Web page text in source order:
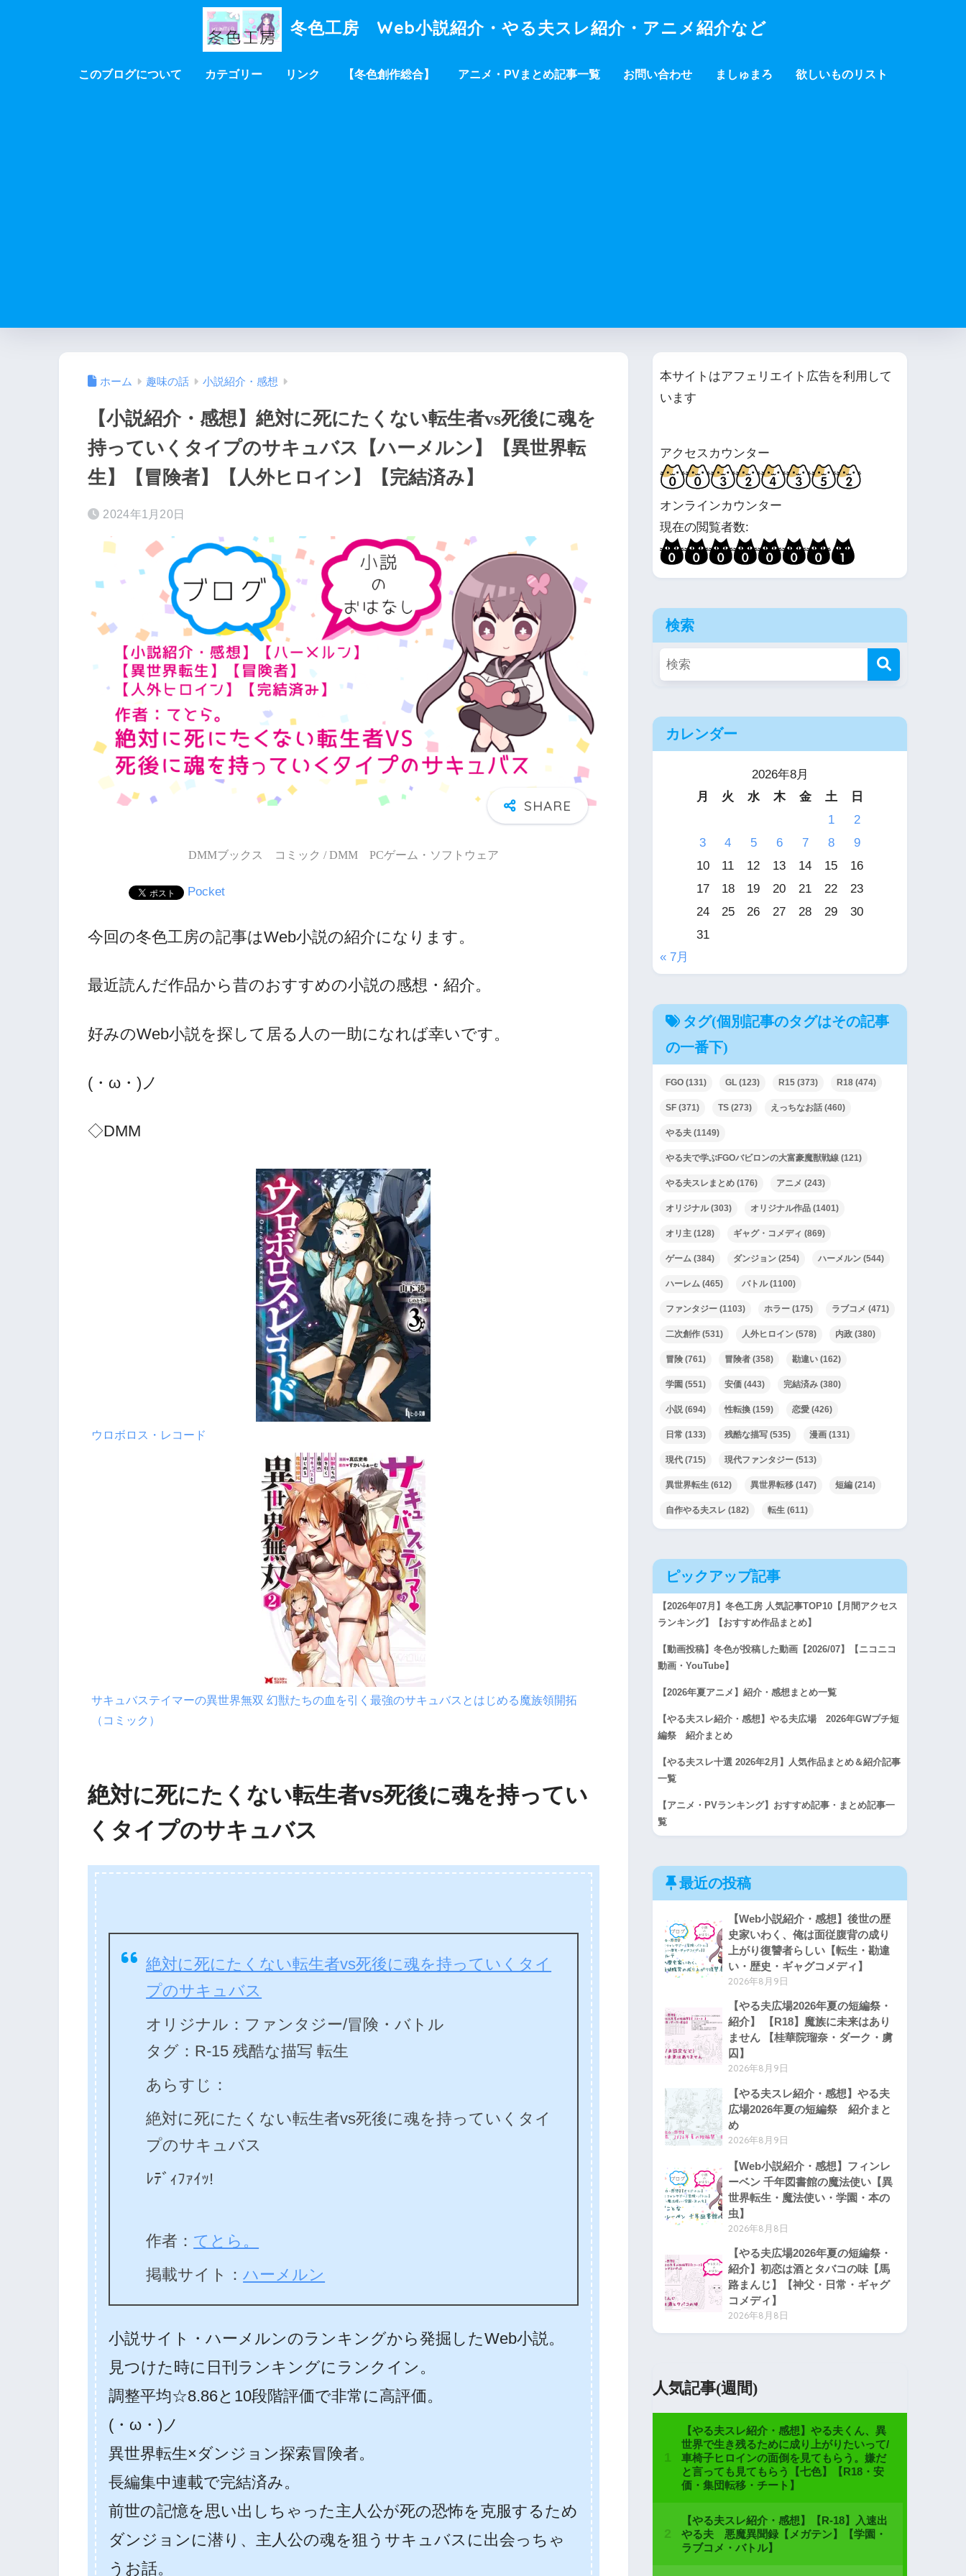
冬色工房 Web小説紹介・やる夫スレ紹介・アニメ紹介など
このブログについて カテゴリー リンク 【冬色創作総合】 アニメ・PVまとめ記事一覧 お問い合わせ ましゅまろ 欲しいものリスト
ホーム 趣味の話 小説紹介・感想
【小説紹介・感想】絶対に死にたくない転生者vs死後に魂を
持っていくタイプのサキュバス【ハーメルン】【異世界転
生】【冒険者】【人外ヒロイン】【完結済み】
2024年1月20日
DMMブックス コミック / DMM PCゲーム・ソフトウェア
Pocket
今回の冬色工房の記事はWeb小説の紹介になります。
最近読んだ作品から昔のおすすめの小説の感想・紹介。
好みのWeb小説を探して居る人の一助になれば幸いです。
(・ω・)ノ
◇DMM
ウロボロス・レコード
サキュバステイマーの異世界無双 幻獣たちの血を引く最強のサキュバスとはじめる魔族領開拓
（コミック）
絶対に死にたくない転生者vs死後に魂を持ってい
くタイプのサキュバス
絶対に死にたくない転生者vs死後に魂を持っていくタイ
プのサキュバス
オリジナル：ファンタジー/冒険・バトル
タグ：R-15 残酷な描写 転生
あらすじ：
絶対に死にたくない転生者vs死後に魂を持っていくタイ
プのサキュバス
ﾚﾃﾞｨﾌｧｲｯ!
作者： てとら。
掲載サイト：ハーメルン
小説サイト・ハーメルンのランキングから発掘したWeb小説。
見つけた時に日刊ランキングにランクイン。
調整平均☆8.86と10段階評価で非常に高評価。
(・ω・)ノ
異世界転生×ダンジョン探索冒険者。
長編集中連載で完結済み。
前世の記憶を思い出しちゃった主人公が死の恐怖を克服するため
ダンジョンに潜り、主人公の魂を狙うサキュバスに出会っちゃ
うお話。
本サイトはアフェリエイト広告を利用して
います
アクセスカウンター
オンラインカウンター
現在の閲覧者数:
検索
カレンダー
2026年8月
月
火 水 木 金 土
日
1
2
3
4 5 6 7 8
9
10
11 12 13 14 15
16
17
18 19 20 21 22
23
24
25 26 27 28 29
30
31
« 7月
タグ(個別記事のタグはその記事
の一番下)
FGO (131) GL (123) R15 (373) R18 (474)
SF (371) TS (273) えっちなお話 (460)
やる夫 (1149)
やる夫で学ぶFGOバビロンの大富豪魔獣戦線 (121)
やる夫スレまとめ (176) アニメ (243)
オリジナル(303) オリジナル作品 (1401)
オリ主 (128) ギャグ・コメディ (869)
ゲーム (384) ダンジョン (254) ハーメルン (544)
ハーレム (465) バトル(1100)
ファンタジー (1103) ホラー (175) ラブコメ (471)
二次創作 (531) 人外ヒロイン (578) 内政 (380)
冒険 (761) 冒険者 (358) 勘違い (162)
学園 (551) 安価 (443) 完結済み (380)
小説(694) 性転換 (159) 恋愛 (426)
日常 (133) 残酷な描写 (535) 漫画 (131)
現代 (715) 現代ファンタジー (513)
異世界転生 (612) 異世界転移 (147) 短編 (214)
自作やる夫スレ (182) 転生 (611)
ピックアップ記事
【2026年07月】冬色工房 人気記事TOP10【月間アクセス
ランキング】【おすすめ作品まとめ】
【動画投稿】冬色が投稿した動画【2026/07】【ニコニコ
動画・YouTube】
【2026年夏アニメ】紹介・感想まとめ一覧
【やる夫スレ紹介・感想】やる夫広場 2026年GWプチ短
編祭 紹介まとめ
【やる夫スレ十選 2026年2月】人気作品まとめ＆紹介記事
一覧
【アニメ・PVランキング】おすすめ記事・まとめ記事一
覧
最近の投稿
【Web小説紹介・感想】後世の歴
史家いわく、俺は面従腹背の成り
上がり復讐者らしい【転生・勘違
い・歴史・ギャグコメディ】
2026年8月9日
【やる夫広場2026年夏の短編祭・
紹介】 【R18】魔族に未来はあり
ません 【桂華院瑠奈・ダーク・虜
囚】
2026年8月9日
【やる夫スレ紹介・感想】やる夫
広場2026年夏の短編祭 紹介まと
め
2026年8月9日
【Web小説紹介・感想】フィンレ
ーベン 千年図書館の魔法使い【異
世界転生・魔法使い・学園・本の
虫】
2026年8月8日
【やる夫広場2026年夏の短編祭・
紹介】初恋は酒とタバコの味【馬
路まんじ】【神父・日常・ギャグ
コメディ】
2026年8月8日
人気記事(週間)